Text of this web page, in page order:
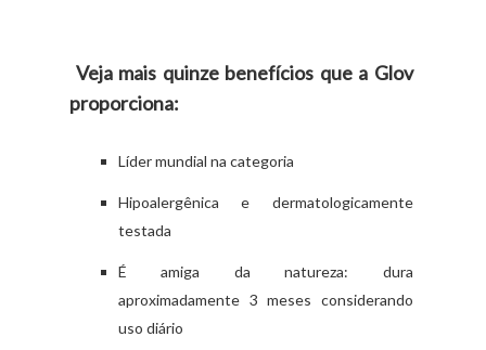
Veja mais quinze benefícios que a Glov
proporciona:
Líder mundial na categoria
Hipoalergênica e dermatologicamente
testada
É amiga da natureza: dura
aproximadamente 3 meses considerando
uso diário